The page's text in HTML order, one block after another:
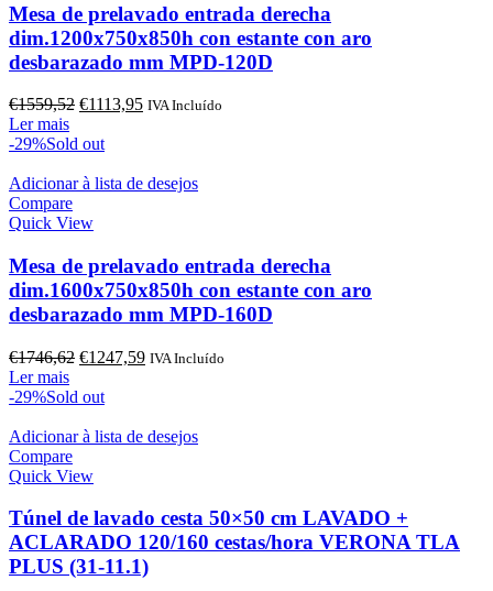
Mesa de prelavado entrada derecha
dim.1200x750x850h con estante con aro
desbarazado mm MPD-120D
€1559,52 O
original
€1559,52.
€1113,95O
€1113,95.
IVA Incluído
Ler mais
-29%Sold out
Adicionar à lista de desejos
Compare
Quick View
Mesa de prelavado entrada derecha
dim.1600x750x850h con estante con aro
desbarazado mm MPD-160D
€1746,62 O
original
€1746,62.
€1247,59O
€1247,59.
IVA Incluído
Ler mais
-29%Sold out
Adicionar à lista de desejos
Compare
Quick View
Túnel de lavado cesta 50×50 cm LAVADO +
ACLARADO 120/160 cestas/hora VERONA TLA
PLUS (31-11.1)